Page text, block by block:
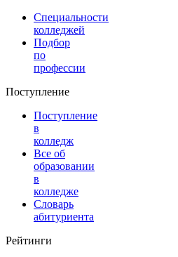
Специальности
колледжей
Подбор
по
профессии
Поступление
Поступление
в
колледж
Все об
образовании
в
колледже
Словарь
абитуриента
Рейтинги